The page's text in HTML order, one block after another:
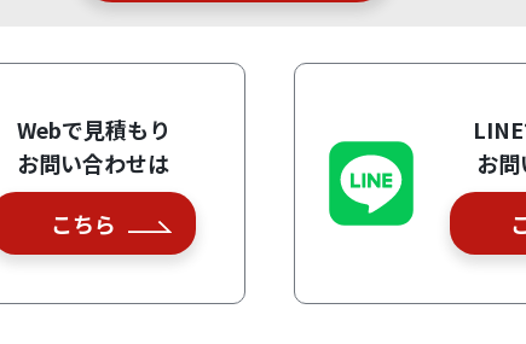
Webで見積もり
お問い合わせは
こちら
お